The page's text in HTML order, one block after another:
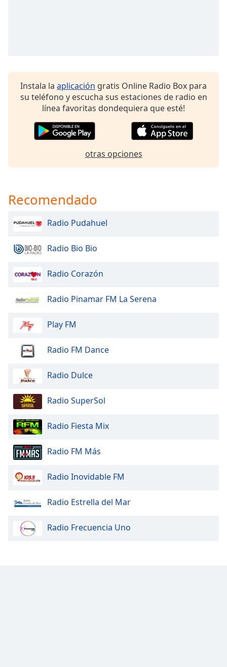
Background
Color
Edge
Style
Family
Reset
Close
dialog
window.
Instala la aplicación gratis Online Radio Box para
su teléfono y escucha sus estaciones de radio en
línea favoritas dondequiera que esté!
otras opciones
Recomendado
Radio Pudahuel
Radio Bio Bio
Radio Corazón
Radio Pinamar FM La Serena
Play FM
Radio FM Dance
Radio Dulce
Radio SuperSol
Radio Fiesta Mix
Radio FM Más
Radio Inovidable FM
Radio Estrella del Mar
Radio Frecuencia Uno